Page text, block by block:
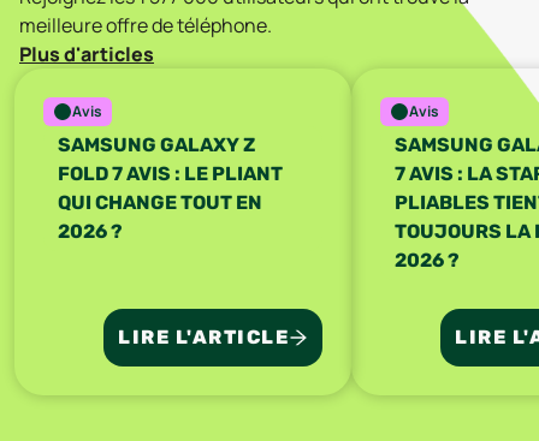
meilleure offrede téléphone.
Plus d'articles
Avis
SAMSUNG GALAXY Z
FOLD 7 AVIS : LE PLIANT
QUI CHANGE TOUT EN
2026 ?
LIRE L'ARTICLE
Avis
SAMSUNG
7 AVIS : LA
PLIABLES
TOUJOURS LA
2026 ?
LIRE